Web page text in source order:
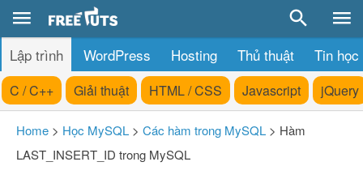
Lập trình WordPress Hosting Thủ thuật Tin học
C / C++ Giải thuật HTML / CSS Javascript jQuery
Home > Học MySQL > Các hàm trong MySQL > Hàm
LAST_INSERT_ID trong MySQL